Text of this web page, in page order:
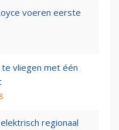
voeren eerste
te vliegen met één
regionaal